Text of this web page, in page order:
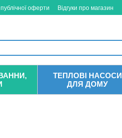
оферти Відгуки про магазин
ТЕПЛОВІ НАСОСИ
ДЛЯ ДОМУ